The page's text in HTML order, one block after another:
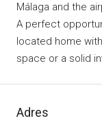
Málaga and the
A perfect
located home
space or a solid
Adres